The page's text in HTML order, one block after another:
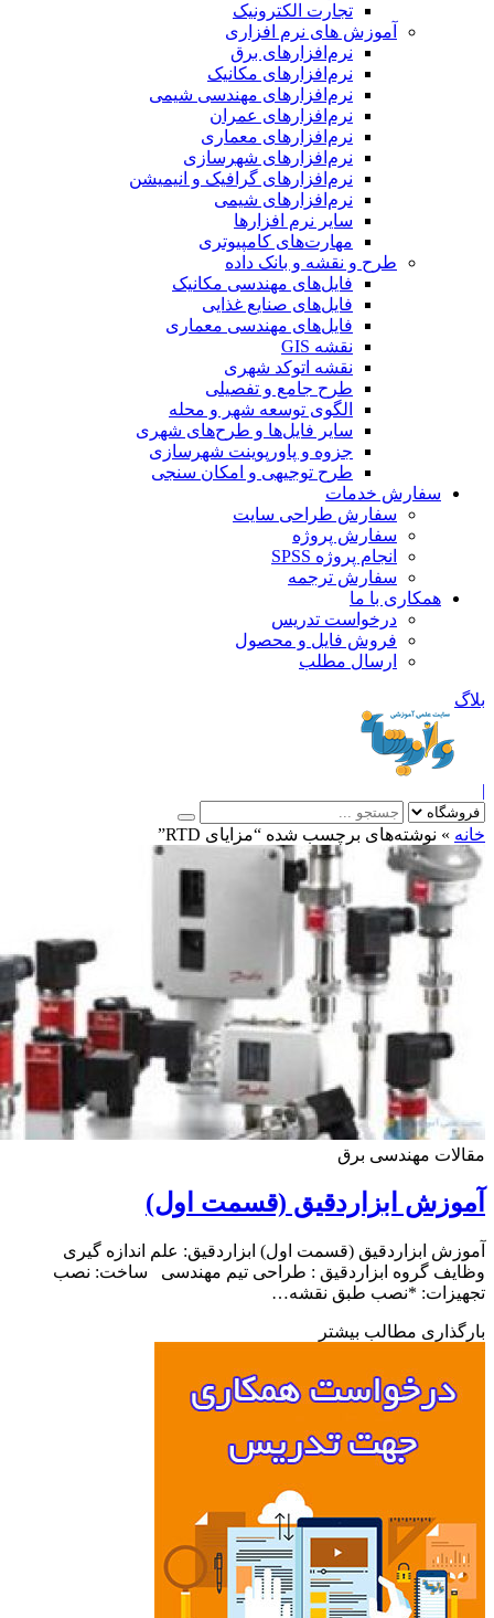
تجارت الکترونیک
آموزش های نرم افزاری
نرم‌افزارهای برق
نرم‌افزارهای مکانیک
نرم‌افزارهای مهندسی شیمی
نرم‌افزارهای عمران
نرم‌افزارهای معماری
نرم‌افزارهای شهرسازی
نرم‌افزارهای گرافیک و انیمیشن
نرم‌افزارهای شیمی
سایر نرم افزارها
مهارت‌های کامپیوتری
طرح و نقشه و بانک داده
فایل‌های مهندسی مکانیک
فایل‌های صنایع غذایی
فایل‌های مهندسی معماری
نقشه GIS
نقشه اتوکد شهری
طرح جامع و تفصیلی
الگوی توسعه شهر و محله
سایر فایل‌ها و طرح‌های شهری
جزوه و پاورپوینت شهرسازی
طرح توجیهی و امکان سنجی
سفارش خدمات
سفارش طراحی سایت
سفارش پروژه
انجام پروژه SPSS
سفارش ترجمه
همکاری با ما
درخواست تدریس
فروش فایل و محصول
ارسال مطلب
»نوشته‌های برچسب شده “مزایای RTD”
مهندسی برق
ابزاردقیق (قسمت اول)
ابزاردقیق (قسمت اول) ابزاردقیق: علم اندازه گیری
گروه ابزاردقیق : طراحی تیم مهندسی ساخت: نصب
*نصب طبق نقشه…
مطالب بیشتر